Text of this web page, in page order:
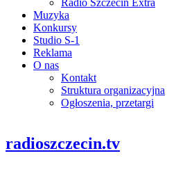
Radio Szczecin Extra
Muzyka
Konkursy
Studio S-1
Reklama
O nas
Kontakt
Struktura organizacyjna
Ogłoszenia, przetargi
radioszczecin.tv